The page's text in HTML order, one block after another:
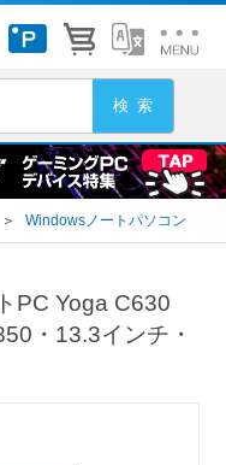
＞ Windowsノートパソコン
PC Yoga C630
・13.3インチ・